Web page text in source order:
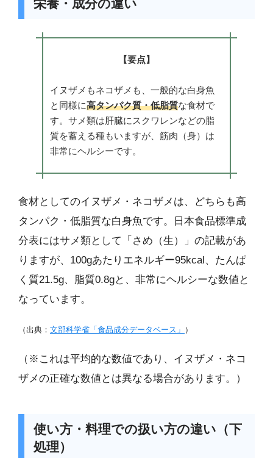
栄養・成分の違い
【要点】
イヌザメもネコザメも、一般的な白身魚
と同様に高タンパク質・低脂質な食材で
す。サメ類は肝臓にスクワレンなどの脂
質を蓄える種もいますが、筋肉（身）は
非常にヘルシーです。
食材としてのイヌザメ・ネコザメは、どちらも高
タンパク・低脂質な白身魚です。日本食品標準成
分表にはサメ類として「さめ（生）」の記載があ
りますが、100gあたりエネルギー95kcal、たんぱ
く質21.5g、脂質0.8gと、非常にヘルシーな数値と
なっています。
（出典： 文部科学省「食品成分データベース」 ）
（※これは平均的な数値であり、イヌザメ・ネコ
ザメの正確な数値とは異なる場合があります。）
使い方・料理での扱い方の違い（下
処理）